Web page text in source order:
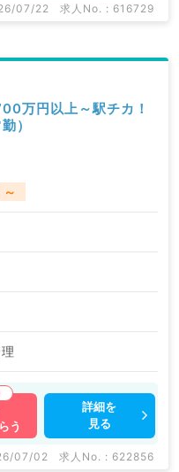
07/22 求人No. : 616729
万円以上～駅チカ！
）
う
詳細を
見る
07/02 求人No. : 622856